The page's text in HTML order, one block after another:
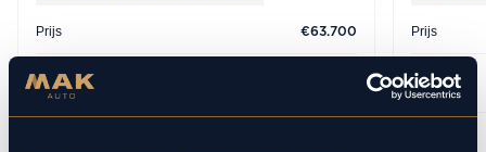
Prijs €63.700 Prijs